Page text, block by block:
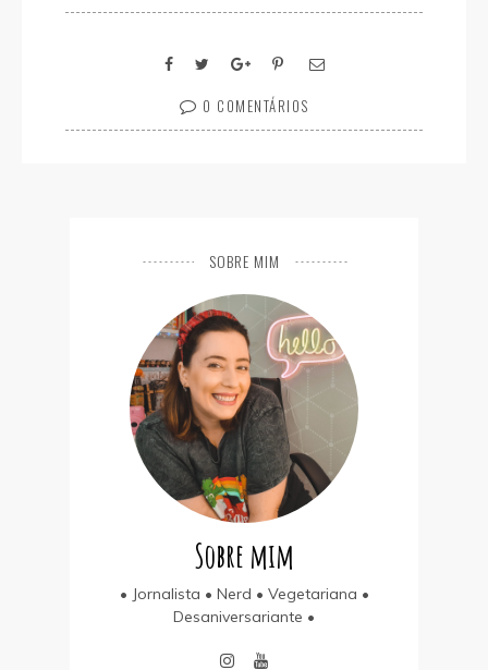
0 COMENTÁRIOS
SOBRE MIM
Sobre mim
• Jornalista • Nerd • Vegetariana •
Desaniversariante •